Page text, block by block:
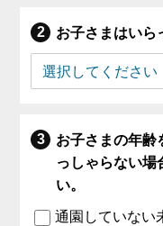
お子さまはいら
お子さまの年齢
っしゃらない場
い。
通園していない